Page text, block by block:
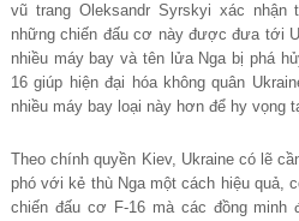
vũ trang Oleksandr Syrskyi xác nhận
những chiến đấu cơ này được đưa tới
nhiều máy bay và tên lửa Nga bị phá
16 giúp hiện đại hóa không quân
nhiều máy bay loại này hơn để hy vọng
Theo chính quyền Kiev, Ukraine có lẽ
phó với kẻ thù Nga một cách hiệu quả,
chiến đấu cơ F-16 mà các đồng minh